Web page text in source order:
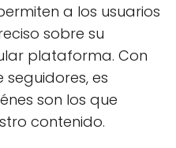
a los usuarios
sobre su
plataforma. Con
es
son los que
contenido.